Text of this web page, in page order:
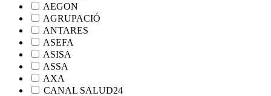
AEGON
AGRUPACIÓ
ANTARES
ASEFA
ASISA
ASSA
AXA
CANAL SALUD24